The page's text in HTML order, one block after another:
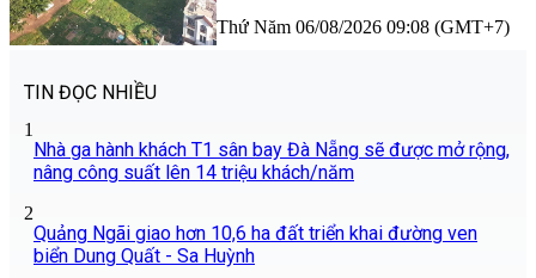
Thứ Năm 06/08/2026 09:08 (GMT+7)
TIN ĐỌC NHIỀU
1
Nhà ga hành khách T1 sân bay Đà Nẵng sẽ được mở rộng,
nâng công suất lên 14 triệu khách/năm
2
Quảng Ngãi giao hơn 10,6 ha đất triển khai đường ven
biển Dung Quất - Sa Huỳnh